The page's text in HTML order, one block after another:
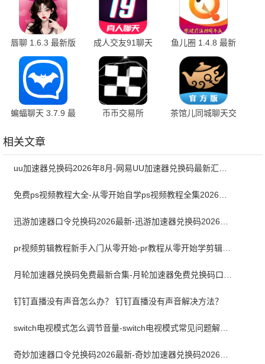
唇聊 1.6.3 最新版
成人交友91聊天
1.1.6 官方版
鱼儿圈 1.4.8 最新
版
蝙蝠聊天 3.7.9 最
币币交易所
茶馆儿同城聊天交
相关文章
pr视频剪辑教程新手入门从零开始-pr教程从零开始学剪辑全集免费
钉钉直播没有声音怎么办？ 钉钉直播没有声音解决方法？
switch电视模式怎么调节音量-switch电视模式常见问题解决方案